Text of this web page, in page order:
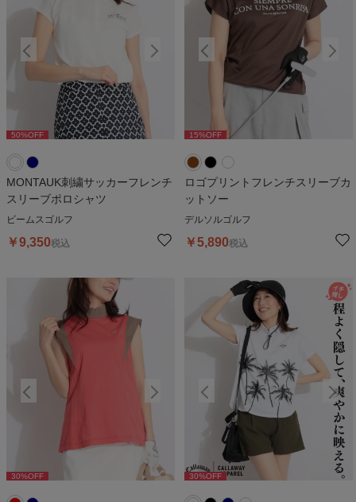
50%OFF %OFF
MONTAUK刺繍サッカーフレンチ
スリーブポロシャツ
ビームスゴルフ
￥9,350税込
15%OFF 15%OFF
ロゴプリントフレンチスリーブカ
ットソー
デルソルゴルフ
￥5,890税込
30%OFF %OFF
30%OFF 30%OFF